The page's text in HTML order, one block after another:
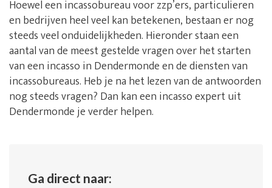
Hoewel een incassobureau voor zzp’ers, particulieren
en bedrijven heel veel kan betekenen, bestaan er nog
steeds veel onduidelijkheden. Hieronder staan een
aantal van de meest gestelde vragen over het starten
van een incasso in Dendermonde en de diensten van
incassobureaus. Heb je na het lezen van de antwoorden
nog steeds vragen? Dan kan een incasso expert uit
Dendermonde je verder helpen.
Ga direct naar: